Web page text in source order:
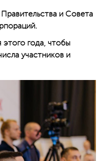
и Совета
года, чтобы
участников и